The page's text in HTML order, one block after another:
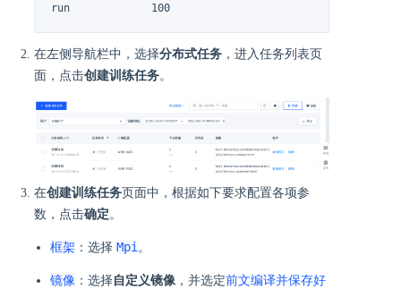
run		100
在左侧导航栏中，选择分布式任务 ，进入任务列表页
面，点击创建训练任务。
在创建训练任务页面中，根据如下要求配置各项参
数，点击确定 。
框架 ：选择 Mpi 。
镜像 ：选择自定义镜像 ，并选定前文编译并保存好